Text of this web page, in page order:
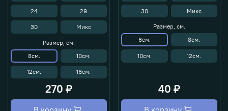
24 29
30 Микс
Размер, см.
8см.
10см.
12см. 16см.
270 ₽
30 Микс
Размер, см.
6см.
8см.
10см. 12см.
40 ₽